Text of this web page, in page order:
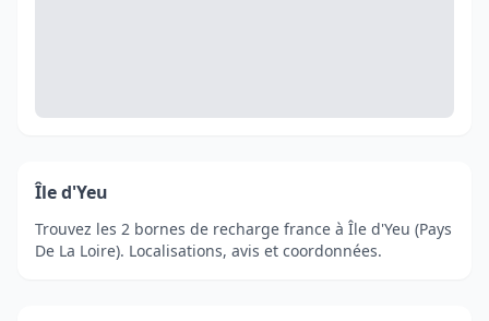
Île d'Yeu
Trouvez les 2 bornes de recharge france à Île d'Yeu (Pays
De La Loire). Localisations, avis et coordonnées.